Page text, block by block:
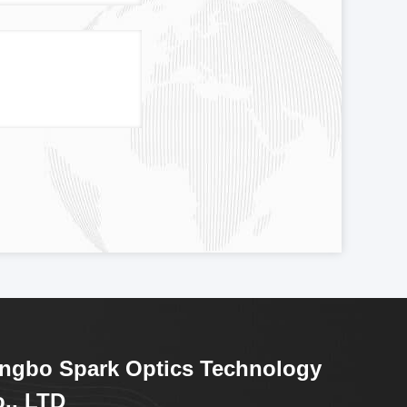
Spark Optics Technology
LTD